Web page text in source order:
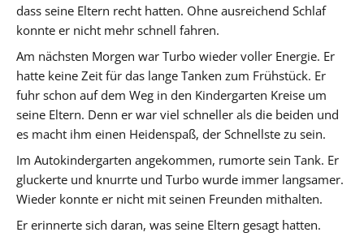
dass seine Eltern recht hatten. Ohne ausreichend Schlaf
konnte er nicht mehr schnell fahren.
Am nächsten Morgen war Turbo wieder voller Energie. Er
hatte keine Zeit für das lange Tanken zum Frühstück. Er
fuhr schon auf dem Weg in den Kindergarten Kreise um
seine Eltern. Denn er war viel schneller als die beiden und
es macht ihm einen Heidenspaß, der Schnellste zu sein.
Im Autokindergarten angekommen, rumorte sein Tank. Er
gluckerte und knurrte und Turbo wurde immer langsamer.
Wieder konnte er nicht mit seinen Freunden mithalten.
Er erinnerte sich daran, was seine Eltern gesagt hatten.